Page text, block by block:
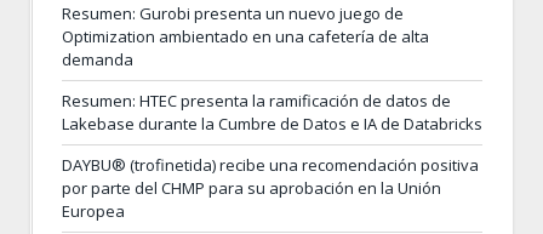
Resumen: Gurobi presenta un nuevo juego de
Optimization ambientado en una cafetería de alta
demanda
Resumen: HTEC presenta la ramificación de datos de
Lakebase durante la Cumbre de Datos e IA de Databricks
DAYBU® (trofinetida) recibe una recomendación positiva
por parte del CHMP para su aprobación en la Unión
Europea